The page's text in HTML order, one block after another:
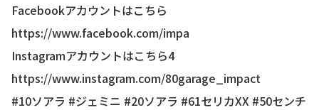
Facebookアカウントはこちら
https://www.facebook.com/impa
Instagramアカウントはこちら4
https://www.instagram.com/80garage_impact
#10ソアラ #ジェミニ #20ソアラ #61セリカXX #50センチ